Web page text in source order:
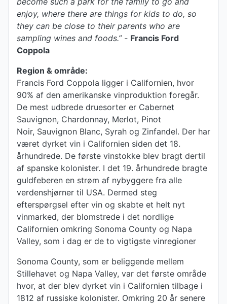
enjoy, where there are things for kids to do, so
they can be close to their parents who are
sampling wines and foods.” - Francis Ford
Coppola
Region & område:
Francis Ford Coppola ligger i Californien, hvor
90% af den amerikanske vinproduktion foregår.
De mest udbrede druesorter er Cabernet
Sauvignon, Chardonnay, Merlot, Pinot
Noir, Sauvignon Blanc, Syrah og Zinfandel. Der har
været dyrket vin i Californien siden det 18.
århundrede. De første vinstokke blev bragt dertil
af spanske kolonister. I det 19. århundrede bragte
guldfeberen en strøm af nybyggere fra alle
verdenshjørner til USA. Dermed steg
efterspørgsel efter vin og skabte et helt nyt
vinmarked, der blomstrede i det nordlige
Californien omkring Sonoma County og Napa
Valley, som i dag er de to vigtigste vinregioner
Sonoma County, som er beliggende mellem
Stillehavet og Napa Valley, var det første område
hvor, at der blev dyrket vin i Californien tilbage i
1812 af russiske kolonister. Omkring 20 år senere